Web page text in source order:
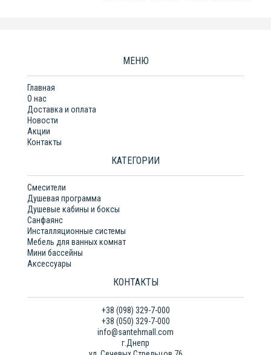
МЕНЮ
Главная
О нас
Доставка и оплата
Новости
Акции
Контакты
КАТЕГОРИИ
Смесители
Душевая программа
Душевые кабины и боксы
Санфаянс
Инсталляционные системы
Мебель для ванных комнат
Мини бассейны
Аксессуары
КОНТАКТЫ
+38 (098) 329-7-000
+38 (050) 329-7-000
info@santehmall.com
г.Днепр